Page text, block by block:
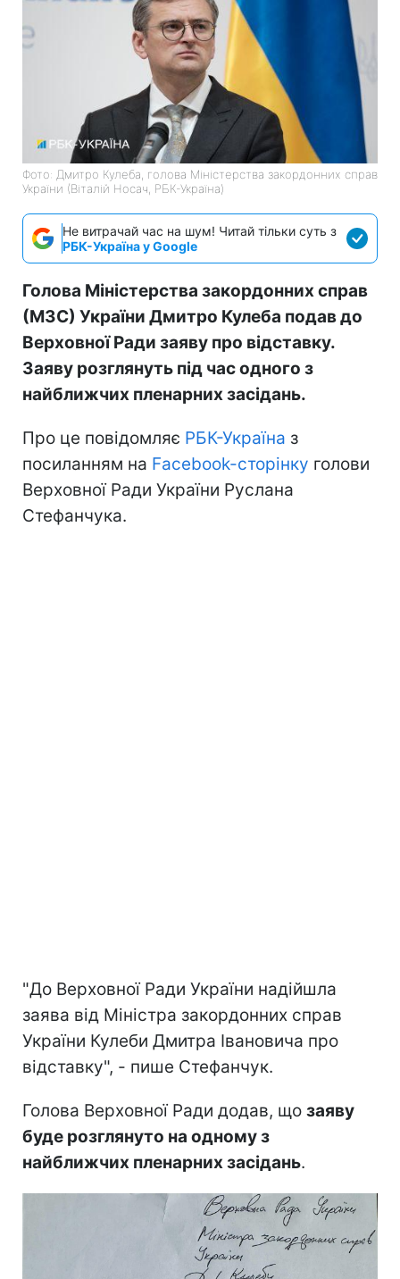
Фото: Дмитро Кулеба, голова Міністерства закордонних справ
України (Віталій Носач, РБК-Україна)
Не витрачай час на шум! Читай тільки суть з
РБК-Україна у Google
Голова Міністерства закордонних справ
(МЗС) України Дмитро Кулеба подав до
Верховної Ради заяву про відставку.
Заяву розглянуть під час одного з
найближчих пленарних засідань.
Про це повідомляє РБК-Україна з
посиланням на Facebook-сторінку голови
Верховної Ради України Руслана
Стефанчука.
"До Верховної Ради України надійшла
заява від Міністра закордонних справ
України Кулеби Дмитра Івановича про
відставку", - пише Стефанчук.
Голова Верховної Ради додав, що заяву
буде розглянуто на одному з
найближчих пленарних засідань.